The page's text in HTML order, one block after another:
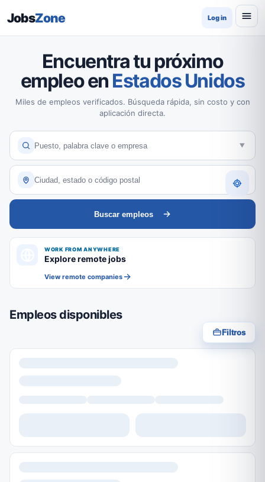
JobsZone Log in
Encuentra tu próximo
empleo en Estados Unidos
Miles de empleos verificados. Búsqueda rápida, sin costo y con
aplicación directa.
Buscar empleos
WORK FROM ANYWHERE
Explore remote jobs
View remote companies
Empleos disponibles
Filtros